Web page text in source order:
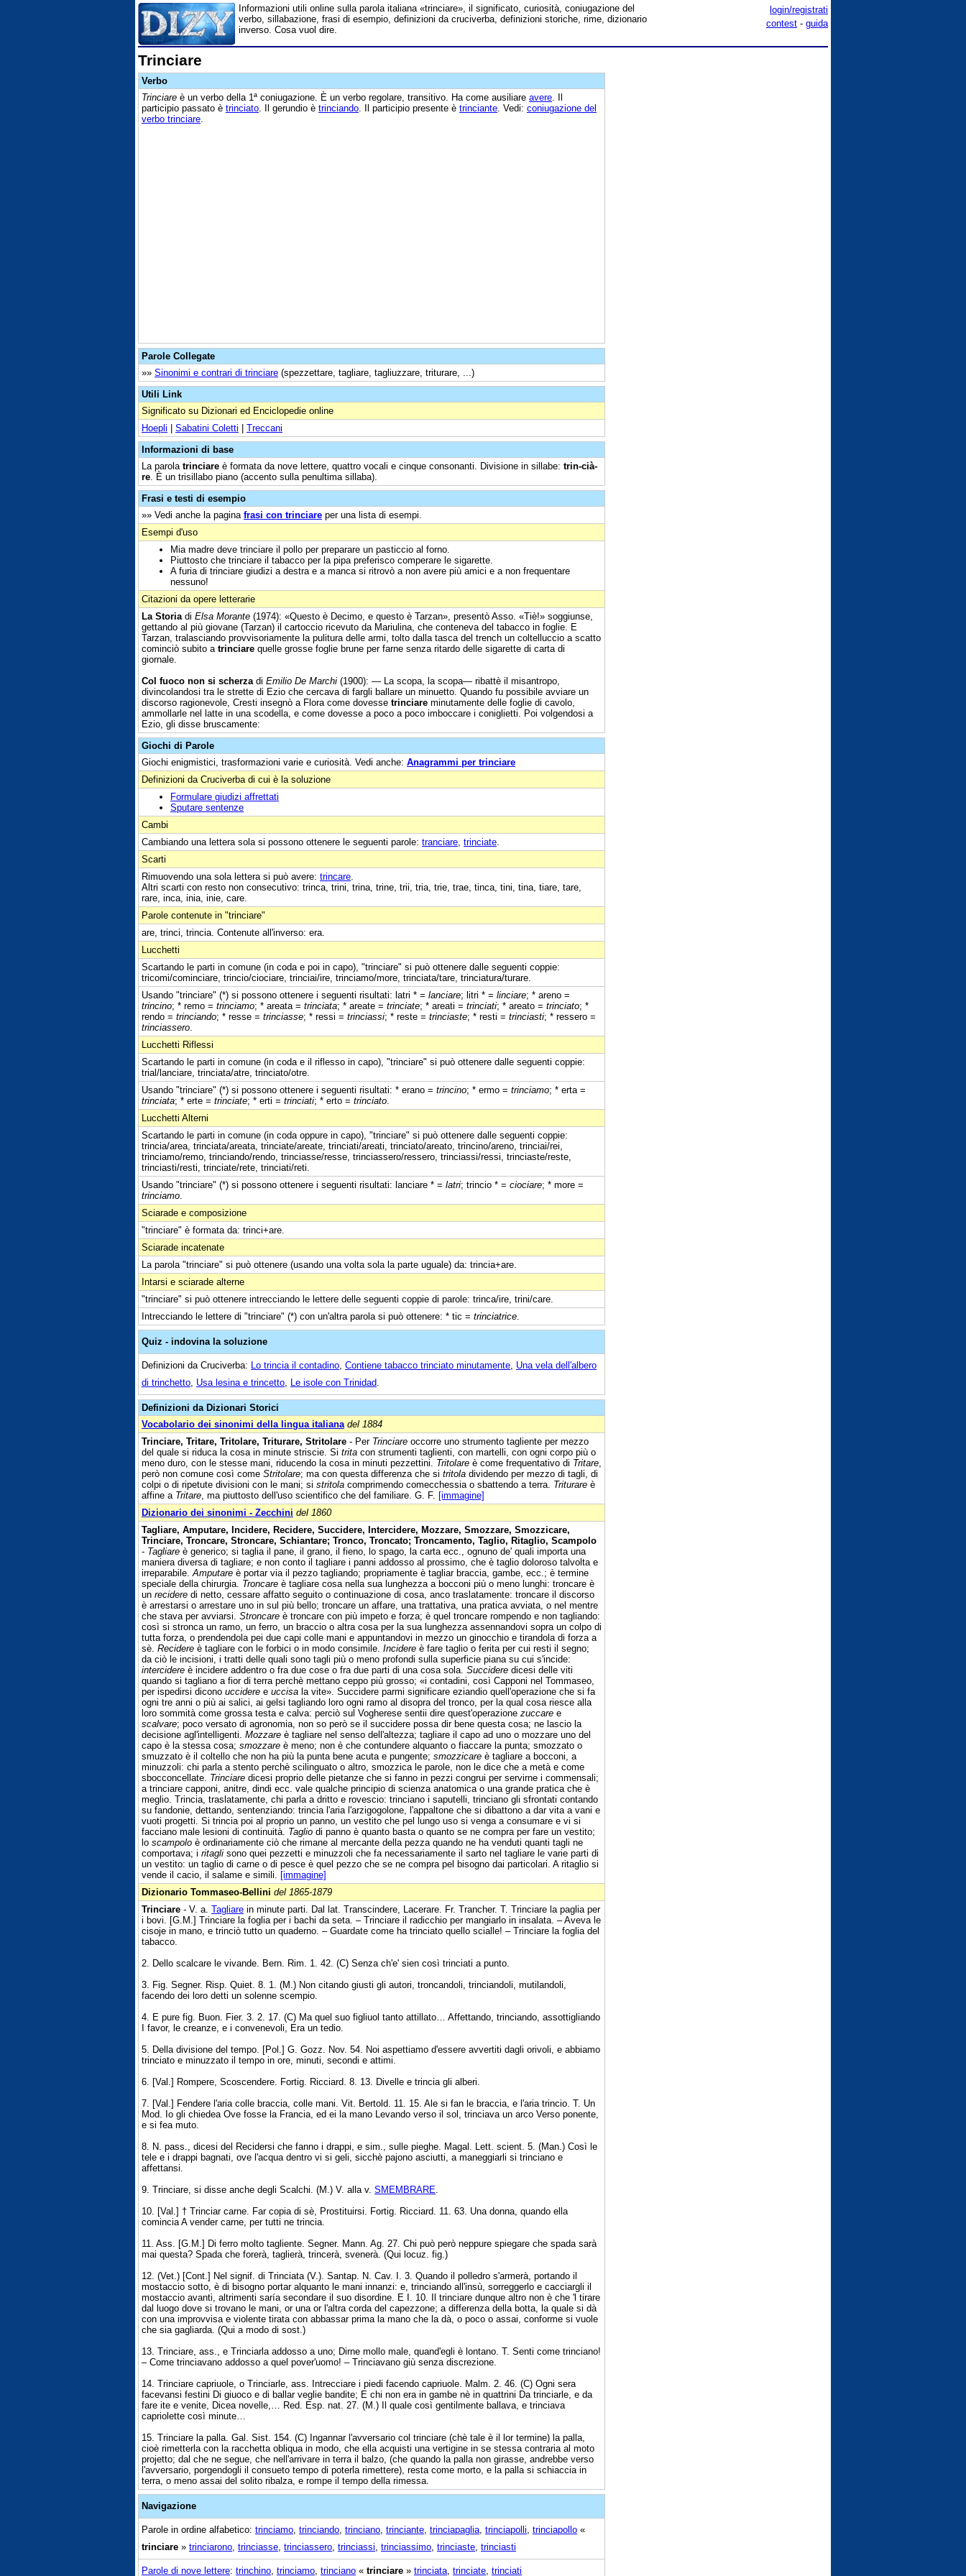
login/registrati
contest - guida
Informazioni utili online sulla parola italiana «trinciare», il significato, curiosità, coniugazione del
verbo, sillabazione, frasi di esempio, definizioni da cruciverba, definizioni storiche, rime, dizionario
inverso. Cosa vuol dire.
Trinciare
Verbo
Trinciare è un verbo della 1ª coniugazione. È un verbo regolare, transitivo. Ha come ausiliare avere . Il
participio passato è trinciato . Il gerundio è trinciando . Il participio presente è trinciante . Vedi: coniugazione del
verbo trinciare
Parole Collegate
»» Sinonimi e contrari di trinciare (spezzettare, tagliare, tagliuzzare, triturare, ...)
Utili Link
Significato su Dizionari ed Enciclopedie online
Hoepli | Sabatini Coletti | Treccani
Informazioni di base
La parola trinciare è formata da nove lettere, quattro vocali e cinque consonanti. Divisione in sillabe: trin-cià-
re . È un trisillabo piano (accento sulla penultima sillaba).
Frasi e testi di esempio
»» Vedi anche la pagina frasi con trinciare per una lista di esempi.
Esempi d'uso
Mia madre deve trinciare il pollo per preparare un pasticcio al forno.
Piuttosto che trinciare il tabacco per la pipa preferisco comperare le sigarette.
A furia di trinciare giudizi a destra e a manca si ritrovò a non avere più amici e a non frequentare
nessuno!
Citazioni da opere letterarie
La Storia di Elsa Morante (1974): «Questo è Decimo, e questo è Tarzan», presentò Asso. «Tiè!» soggiunse,
gettando al più giovane (Tarzan) il cartoccio ricevuto da Mariulina, che conteneva del tabacco in foglie. E
Tarzan, tralasciando provvisoriamente la pulitura delle armi, tolto dalla tasca del trench un coltelluccio a scatto
cominciò subito a trinciare quelle grosse foglie brune per farne senza ritardo delle sigarette di carta di
giornale.
Col fuoco non si scherza di Emilio De Marchi (1900): — La scopa, la scopa— ribattè il misantropo,
divincolandosi tra le strette di Ezio che cercava di fargli ballare un minuetto. Quando fu possibile avviare un
discorso ragionevole, Cresti insegnò a Flora come dovesse trinciare minutamente delle foglie di cavolo,
ammollarle nel latte in una scodella, e come dovesse a poco a poco imboccare i coniglietti. Poi volgendosi a
Ezio, gli disse bruscamente:
Giochi di Parole
Giochi enigmistici, trasformazioni varie e curiosità. Vedi anche: Anagrammi per trinciare
Definizioni da Cruciverba di cui è la soluzione
Formulare giudizi affrettati
Sputare sentenze
Cambi
Cambiando una lettera sola si possono ottenere le seguenti parole: tranciare trinciate
Scarti
Rimuovendo una sola lettera si può avere: trincare
Altri scarti con resto non consecutivo: trinca, trini, trina, trine, trii, tria, trie, trae, tinca, tini, tina, tiare, tare,
rare, inca, inia, inie, care.
Parole contenute in "trinciare"
are, trinci, trincia. Contenute all'inverso: era.
Lucchetti
Scartando le parti in comune (in coda e poi in capo), "trinciare" si può ottenere dalle seguenti coppie:
tricomi/cominciare, trincio/ciociare, trinciai/ire, trinciamo/more, trinciata/tare, trinciatura/turare.
Usando "trinciare" (*) si possono ottenere i seguenti risultati: latri * = lanciare; litri * = linciare; * areno =
trincino; * remo = trinciamo; * areata = trinciata; * areate = trinciate; * areati = trinciati; * areato = trinciato; *
rendo = trinciando; * resse = trinciasse; * ressi = trinciassi; * reste = trinciaste; * resti = trinciasti; * ressero =
trinciassero
Lucchetti Riflessi
Scartando le parti in comune (in coda e il riflesso in capo), "trinciare" si può ottenere dalle seguenti coppie:
trial/lanciare, trinciata/atre, trinciato/otre.
Usando "trinciare" (*) si possono ottenere i seguenti risultati: * erano = trincino; * ermo = trinciamo; * erta =
trinciata; * erte = trinciate; * erti = trinciati; * erto = trinciato
Lucchetti Alterni
Scartando le parti in comune (in coda oppure in capo), "trinciare" si può ottenere dalle seguenti coppie:
trincia/area, trinciata/areata, trinciate/areate, trinciati/areati, trinciato/areato, trincino/areno, trinciai/rei,
trinciamo/remo, trinciando/rendo, trinciasse/resse, trinciassero/ressero, trinciassi/ressi, trinciaste/reste,
trinciasti/resti, trinciate/rete, trinciati/reti.
Usando "trinciare" (*) si possono ottenere i seguenti risultati: lanciare * = latri; trincio * = ciociare; * more =
trinciamo
Sciarade e composizione
"trinciare" è formata da: trinci+are.
Sciarade incatenate
La parola "trinciare" si può ottenere (usando una volta sola la parte uguale) da: trincia+are.
Intarsi e sciarade alterne
"trinciare" si può ottenere intrecciando le lettere delle seguenti coppie di parole: trinca/ire, trini/care.
Intrecciando le lettere di "trinciare" (*) con un'altra parola si può ottenere: * tic = trinciatrice
Quiz - indovina la soluzione
Definizioni da Cruciverba: Lo trincia il contadino Contiene tabacco trinciato minutamente Una vela dell'albero
di trinchetto Usa lesina e trincetto Le isole con Trinidad
Definizioni da Dizionari Storici
Vocabolario dei sinonimi della lingua italiana del 1884
Trinciare, Tritare, Tritolare, Triturare, Stritolare - Per Trinciare occorre uno strumento tagliente per mezzo
del quale si riduca la cosa in minute striscie. Si trita con strumenti taglienti, con martelli, con ogni corpo più o
meno duro, con le stesse mani, riducendo la cosa in minuti pezzettini. Tritolare è come frequentativo di Tritare
però non comune così come Stritolare; ma con questa differenza che si tritola dividendo per mezzo di tagli, di
colpi o di ripetute divisioni con le mani; si stritola comprimendo comecchessia o sbattendo a terra. Triturare è
affine a Tritare , ma piuttosto dell'uso scientifico che del familiare. G. F. [immagine]
Dizionario dei sinonimi - Zecchini del 1860
Tagliare, Amputare, Incidere, Recidere, Succidere, Intercidere, Mozzare, Smozzare, Smozzicare,
Trinciare, Troncare, Stroncare, Schiantare; Tronco, Troncato; Troncamento, Taglio, Ritaglio, Scampolo
- Tagliare è generico; si taglia il pane, il grano, il fieno, lo spago, la carta ecc., ognuno de' quali importa una
maniera diversa di tagliare; e non conto il tagliare i panni addosso al prossimo, che è taglio doloroso talvolta e
irreparabile. Amputare è portar via il pezzo tagliando; propriamente è tagliar braccia, gambe, ecc.; è termine
speciale della chirurgia. Troncare è tagliare cosa nella sua lunghezza a bocconi più o meno lunghi: troncare è
un recidere di netto, cessare affatto seguito o continuazione di cosa, anco traslatamente: troncare il discorso
è arrestarsi o arrestare uno in sul più bello; troncare un affare, una trattativa, una pratica avviata, o nel mentre
che stava per avviarsi. Stroncare è troncare con più impeto e forza; è quel troncare rompendo e non tagliando:
così si stronca un ramo, un ferro, un braccio o altra cosa per la sua lunghezza assennandovi sopra un colpo di
tutta forza, o prendendola pei due capi colle mani e appuntandovi in mezzo un ginocchio e tirandola di forza a
sè. Recidere è tagliare con le forbici o in modo consimile. Incidere è fare taglio o ferita per cui resti il segno;
da ciò le incisioni, i tratti delle quali sono tagli più o meno profondi sulla superficie piana su cui s'incide:
intercidere è incidere addentro o fra due cose o fra due parti di una cosa sola. Succidere dicesi delle viti
quando si tagliano a fior di terra perchè mettano ceppo più grosso; «i contadini, così Capponi nel Tommaseo,
per ispedirsi dicono uccidere e uccisa la vite». Succidere parmi significare eziandio quell'operazione che si fa
ogni tre anni o più ai salici, ai gelsi tagliando loro ogni ramo al disopra del tronco, per la qual cosa riesce alla
loro sommità come grossa testa e calva: perciò sul Vogherese sentii dire quest'operazione zuccare e
scalvare; poco versato di agronomia, non so però se il succidere possa dir bene questa cosa; ne lascio la
decisione agl'intelligenti. Mozzare è tagliare nel senso dell'altezza; tagliare il capo ad uno o mozzare uno del
capo è la stessa cosa; smozzare è meno; non è che contundere alquanto o fiaccare la punta; smozzato o
smuzzato è il coltello che non ha più la punta bene acuta e pungente; smozzicare è tagliare a bocconi, a
minuzzoli: chi parla a stento perchè scilinguato o altro, smozzica le parole, non le dice che a metà e come
sbocconcellate. Trinciare dicesi proprio delle pietanze che si fanno in pezzi congrui per servirne i commensali;
a trinciare capponi, anitre, dindi ecc. vale qualche principio di scienza anatomica o una grande pratica che è
meglio. Trincia, traslatamente, chi parla a dritto e rovescio: trinciano i saputelli, trinciano gli sfrontati contando
su fandonie, dettando, sentenziando: trincia l'aria l'arzigogolone, l'appaltone che si dibattono a dar vita a vani e
vuoti progetti. Si trincia poi al proprio un panno, un vestito che pel lungo uso si venga a consumare e vi si
facciano male lesioni di continuità. Taglio di panno è quanto basta o quanto se ne compra per fare un vestito;
lo scampolo è ordinariamente ciò che rimane al mercante della pezza quando ne ha venduti quanti tagli ne
comportava; i ritagli sono quei pezzetti e minuzzoli che fa necessariamente il sarto nel tagliare le varie parti di
un vestito: un taglio di carne o di pesce è quel pezzo che se ne compra pel bisogno dai particolari. A ritaglio si
vende il cacio, il salame e simili. [immagine]
Dizionario Tommaseo-Bellini del 1865-1879
Trinciare - V. a. Tagliare in minute parti. Dal lat. Transcindere, Lacerare. Fr. Trancher. T. Trinciare la paglia per
i bovi. [G.M.] Trinciare la foglia per i bachi da seta. – Trinciare il radicchio per mangiarlo in insalata. – Aveva le
cisoje in mano, e trinciò tutto un quaderno. – Guardate come ha trinciato quello scialle! – Trinciare la foglia del
tabacco.
2. Dello scalcare le vivande. Bern. Rim. 1. 42. (C) Senza ch'e' sien così trinciati a punto.
3. Fig. Segner. Risp. Quiet. 8. 1. (M.) Non citando giusti gli autori, troncandoli, trinciandoli, mutilandoli,
facendo dei loro detti un solenne scempio.
4. E pure fig. Buon. Fier. 3. 2. 17. (C) Ma quel suo figliuol tanto attillato… Affettando, trinciando, assottigliando
I favor, le creanze, e i convenevoli, Era un tedio.
5. Della divisione del tempo. [Pol.] G. Gozz. Nov. 54. Noi aspettiamo d'essere avvertiti dagli orivoli, e abbiamo
trinciato e minuzzato il tempo in ore, minuti, secondi e attimi.
6. [Val.] Rompere, Scoscendere. Fortig. Ricciard. 8. 13. Divelle e trincia gli alberi.
7. [Val.] Fendere l'aria colle braccia, colle mani. Vit. Bertold. 11. 15. Ale si fan le braccia, e l'aria trincio. T. Un
Mod. Io gli chiedea Ove fosse la Francia, ed ei la mano Levando verso il sol, trinciava un arco Verso ponente,
e si fea muto.
8. N. pass., dicesi del Recidersi che fanno i drappi, e sim., sulle pieghe. Magal. Lett. scient. 5. (Man.) Così le
tele e i drappi bagnati, ove l'acqua dentro vi si geli, sicchè pajono asciutti, a maneggiarli si trinciano e
affettansi.
9. Trinciare, si disse anche degli Scalchi. (M.) V. alla v. SMEMBRARE
10. [Val.] † Trinciar carne. Far copia di sè, Prostituirsi. Fortig. Ricciard. 11. 63. Una donna, quando ella
comincia A vender carne, per tutti ne trincia.
11. Ass. [G.M.] Di ferro molto tagliente. Segner. Mann. Ag. 27. Chi può però neppure spiegare che spada sarà
mai questa? Spada che forerà, taglierà, trincerà, svenerà. (Qui locuz. fig.)
12. (Vet.) [Cont.] Nel signif. di Trinciata (V.). Santap. N. Cav. I. 3. Quando il polledro s'armerà, portando il
mostaccio sotto, è di bisogno portar alquanto le mani innanzi: e, trinciando all'insù, sorreggerlo e cacciargli il
mostaccio avanti, altrimenti saría secondare il suo disordine. E I. 10. Il trinciare dunque altro non è che 'l tirare
dal luogo dove si trovano le mani, or una or l'altra corda del capezzone; a differenza della botta, la quale si dà
con una improvvisa e violente tirata con abbassar prima la mano che la dà, o poco o assai, conforme si vuole
che sia gagliarda. (Qui a modo di sost.)
13. Trinciare, ass., e Trinciarla addosso a uno; Dirne mollo male, quand'egli è lontano. T. Senti come trinciano!
– Come trinciavano addosso a quel pover'uomo! – Trinciavano giù senza discrezione.
14. Trinciare capriuole, o Trinciarle, ass. Intrecciare i piedi facendo capriuole. Malm. 2. 46. (C) Ogni sera
facevansi festini Di giuoco e di ballar veglie bandite; E chi non era in gambe nè in quattrini Da trinciarle, e da
fare ite e venite, Dicea novelle,… Red. Esp. nat. 27. (M.) Il quale così gentilmente ballava, e trinciava
capriolette così minute…
15. Trinciare la palla. Gal. Sist. 154. (C) Ingannar l'avversario col trinciare (chè tale è il lor termine) la palla,
cioè rimetterla con la racchetta obliqua in modo, che ella acquisti una vertigine in se stessa contraria al moto
projetto; dal che ne segue, che nell'arrivare in terra il balzo, (che quando la palla non girasse, andrebbe verso
l'avversario, porgendogli il consueto tempo di poterla rimettere), resta come morto, e la palla si schiaccia in
terra, o meno assai del solito ribalza, e rompe il tempo della rimessa.
Navigazione
Parole in ordine alfabetico: trinciamo trinciando trinciano trinciante trinciapaglia trinciapolli trinciapollo «
trinciare » trinciarono trinciasse trinciassero trinciassi trinciassimo trinciaste trinciasti
Parole di nove lettere: trinchino trinciamo trinciano « trinciare » trinciata trinciate trinciati